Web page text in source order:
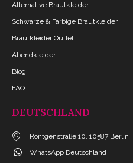
Alternative Brautkleider
Schwarze & Farbige Brautkleider
Brautkleider Outlet
Abendkleider
Blog
FAQ
DEUTSCHLAND
Röntgenstraße 10, 10587 Berlin
WhatsApp Deutschland